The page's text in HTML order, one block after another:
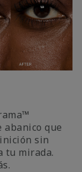
abanico que
sin
tu mirada.